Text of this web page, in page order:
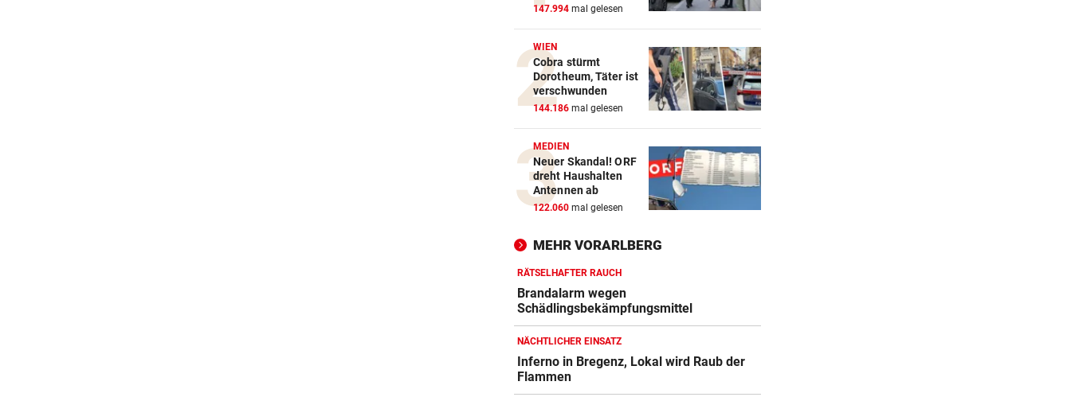
147.994 mal gelesen
WIEN
Cobra stürmt
Dorotheum, Täter ist
verschwunden
144.186 mal gelesen
MEDIEN
Neuer Skandal! ORF
dreht Haushalten
Antennen ab
122.060 mal gelesen
MEHR VORARLBERG
RÄTSELHAFTER RAUCH
Brandalarm wegen
Schädlingsbekämpfungsmittel
NÄCHTLICHER EINSATZ
Inferno in Bregenz, Lokal wird Raub der
Flammen